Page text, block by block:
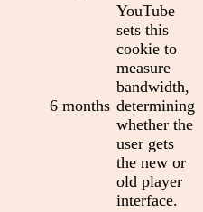
6 months
YouTube
sets this
cookie to
measure
bandwidth,
determining
whether the
user gets
the new or
old player
interface.